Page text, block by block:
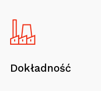
Dokładność